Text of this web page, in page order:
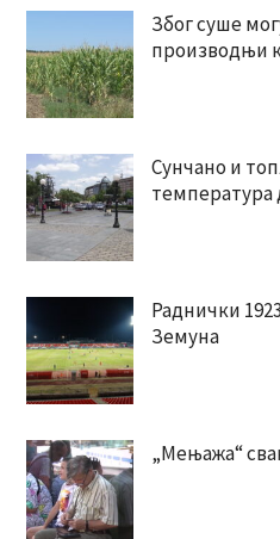
Због суше
производњи
Сунчано и
температура
Раднички
Земуна
„Мењажа“